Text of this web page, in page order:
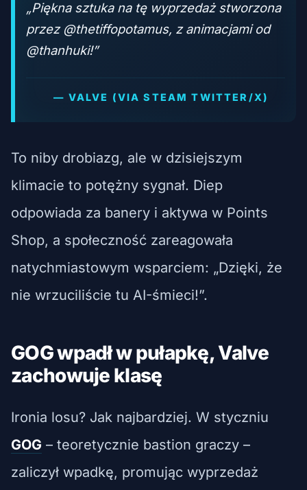
„Piękna sztuka na tę wyprzedaż stworzona
przez @thetiffopotamus, z animacjami od
@thanhuki!”
— VALVE (VIA STEAM TWITTER/X)
To niby drobiazg, ale w dzisiejszym
klimacie to potężny sygnał. Diep
odpowiada za banery i aktywa w Points
Shop, a społeczność zareagowała
natychmiastowym wsparciem: „Dzięki, że
nie wrzuciliście tu AI-śmieci!”.
GOG wpadł w pułapkę, Valve
zachowuje klasę
Ironia losu? Jak najbardziej. W styczniu
GOG – teoretycznie bastion graczy –
zaliczył wpadkę, promując wyprzedaż